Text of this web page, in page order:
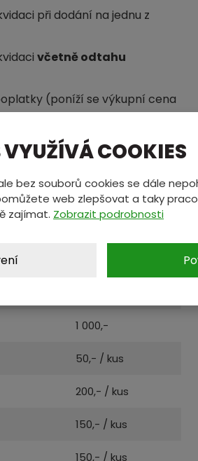
při dodání na jednu z
včetně odtahu
(poníží se výkupní cena
Poplatky
500,- / kus
1 000,-
50,- / kus
200,- / kus
150,- / kus
150,- / kus
COOKIES
bez souborů cookies se dále
web zlepšovat a taky
zajímat. Zobrazit podrobnosti